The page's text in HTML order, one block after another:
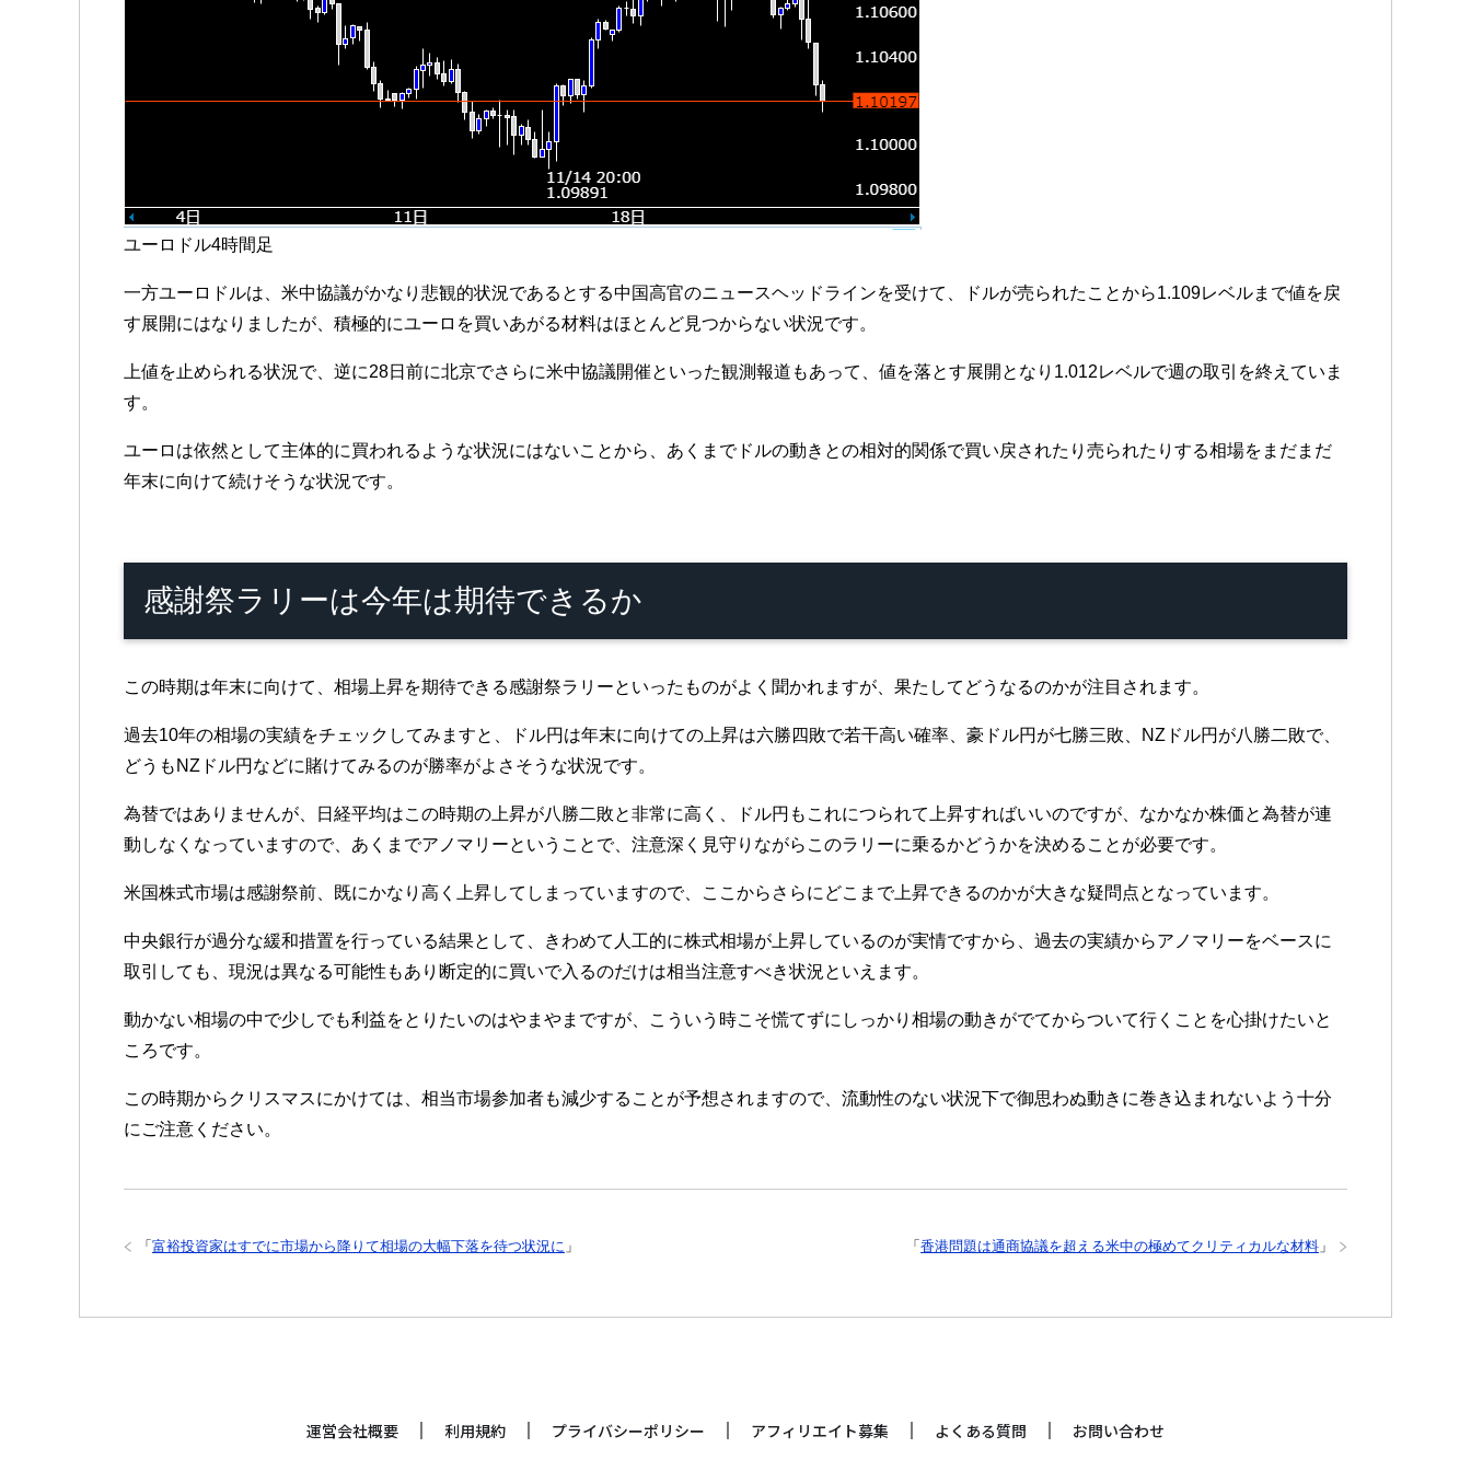
ユーロドル4時間足
一方ユーロドルは、米中協議がかなり悲観的状況であるとする中国高官のニュースヘッドラインを受けて、ドルが売られたことから1.109レベルまで値を戻
す展開にはなりましたが、積極的にユーロを買いあがる材料はほとんど見つからない状況です。
上値を止められる状況で、逆に28日前に北京でさらに米中協議開催といった観測報道もあって、値を落とす展開となり1.012レベルで週の取引を終えていま
す。
ユーロは依然として主体的に買われるような状況にはないことから、あくまでドルの動きとの相対的関係で買い戻されたり売られたりする相場をまだまだ
年末に向けて続けそうな状況です。
感謝祭ラリーは今年は期待できるか
この時期は年末に向けて、相場上昇を期待できる感謝祭ラリーといったものがよく聞かれますが、果たしてどうなるのかが注目されます。
過去10年の相場の実績をチェックしてみますと、ドル円は年末に向けての上昇は六勝四敗で若干高い確率、豪ドル円が七勝三敗、NZドル円が八勝二敗で、
どうもNZドル円などに賭けてみるのが勝率がよさそうな状況です。
為替ではありませんが、日経平均はこの時期の上昇が八勝二敗と非常に高く、ドル円もこれにつられて上昇すればいいのですが、なかなか株価と為替が連
動しなくなっていますので、あくまでアノマリーということで、注意深く見守りながらこのラリーに乗るかどうかを決めることが必要です。
米国株式市場は感謝祭前、既にかなり高く上昇してしまっていますので、ここからさらにどこまで上昇できるのかが大きな疑問点となっています。
中央銀行が過分な緩和措置を行っている結果として、きわめて人工的に株式相場が上昇しているのが実情ですから、過去の実績からアノマリーをベースに
取引しても、現況は異なる可能性もあり断定的に買いで入るのだけは相当注意すべき状況といえます。
動かない相場の中で少しでも利益をとりたいのはやまやまですが、こういう時こそ慌てずにしっかり相場の動きがでてからついて行くことを心掛けたいと
ころです。
この時期からクリスマスにかけては、相当市場参加者も減少することが予想されますので、流動性のない状況下で御思わぬ動きに巻き込まれないよう十分
にご注意ください。
「 香港問題は通商協議を超える米中の極めてクリティカルな材料 」
「 富裕投資家はすでに市場から降りて相場の大幅下落を待つ状況に 」
運営会社概要 利用規約 プライバシーポリシー アフィリエイト募集 よくある質問 お問い合わせ